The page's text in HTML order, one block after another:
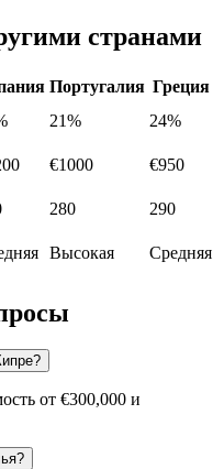
странами
Португалия Греция
21%
24%
€1000
€950
280 290
Высокая Средняя
от €300,000 и